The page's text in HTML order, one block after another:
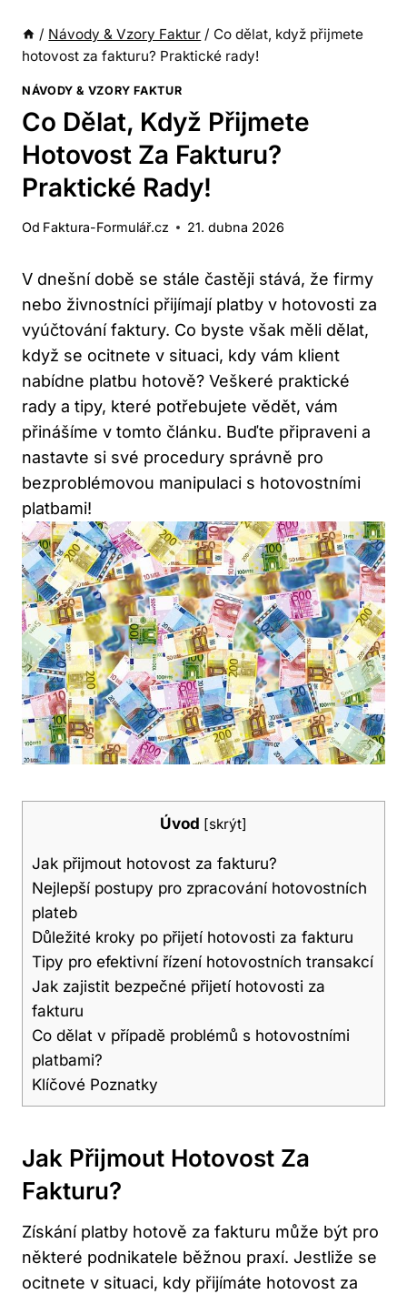
/ Návody & Vzory Faktur / Co dělat, když přijmete
hotovost za fakturu? Praktické rady!
NÁVODY & VZORY FAKTUR
Co Dělat, Když Přijmete
Hotovost Za Fakturu?
Praktické Rady!
Od Faktura-Formulář.cz 21. dubna 2026
V dnešní době se stále častěji stává, že firmy
nebo živnostníci přijímají platby v hotovosti za
vyúčtování faktury. Co byste však měli dělat,
když se ocitnete v situaci, kdy vám klient
nabídne platbu hotově? Veškeré praktické
rady a tipy, které potřebujete vědět, vám
přinášíme v tomto článku. Buďte připraveni a
nastavte si své procedury správně pro
bezproblémovou manipulaci s hotovostními
platbami!
Úvod [skrýt]
Jak přijmout hotovost za fakturu?
Nejlepší postupy pro zpracování hotovostních
plateb
Důležité kroky po přijetí hotovosti za fakturu
Tipy pro efektivní řízení hotovostních transakcí
Jak zajistit bezpečné přijetí hotovosti za
fakturu
Co dělat v případě problémů s hotovostními
platbami?
Klíčové Poznatky
Jak Přijmout Hotovost Za
Fakturu?
Získání platby hotově za fakturu může být pro
některé podnikatele běžnou praxí. Jestliže se
ocitnete v situaci, kdy přijímáte hotovost za